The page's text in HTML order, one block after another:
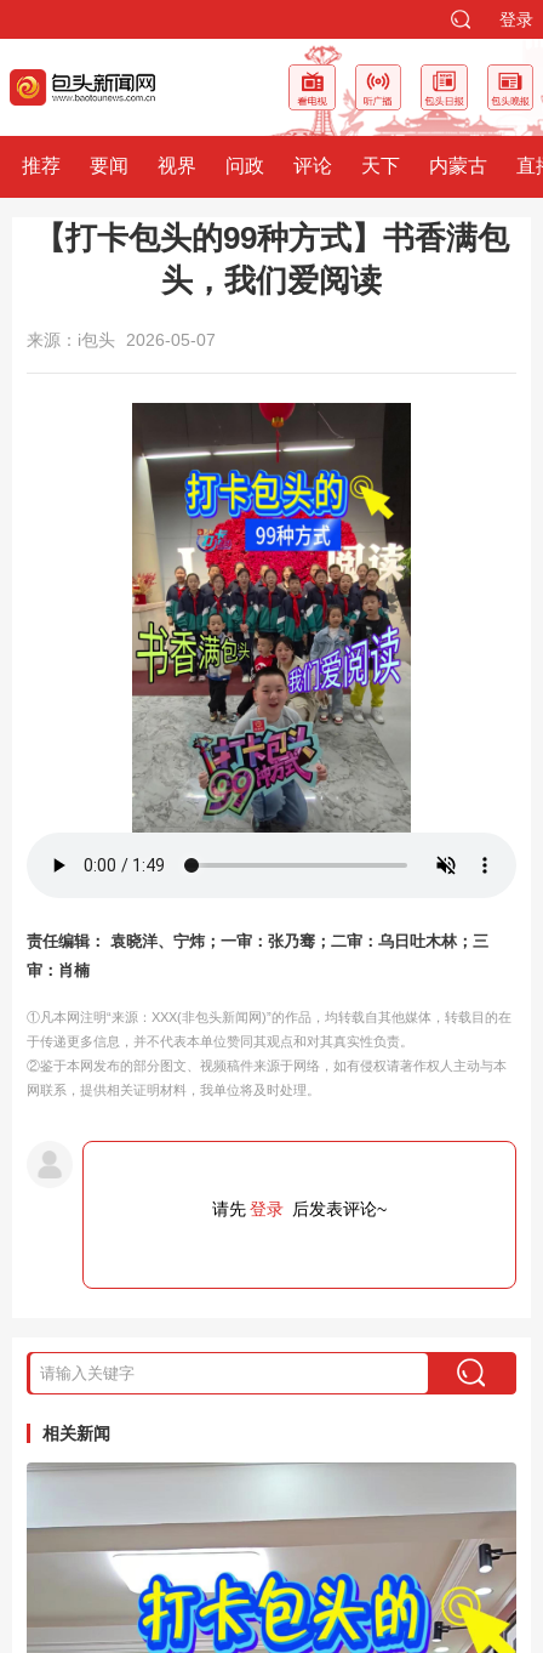
登录
推荐 要闻 视界 问政 评论 天下 内蒙古 直
【打卡包头的99种方式】书香满包
头，我们爱阅读
来源：i包头 2026-05-07
责任编辑： 袁晓洋、宁炜；一审：张乃骞；二审：乌日吐木林；三
审：肖楠
①凡本网注明“来源：XXX(非包头新闻网)”的作品，均转载自其他媒体，转载目的在
于传递更多信息，并不代表本单位赞同其观点和对其真实性负责。
②鉴于本网发布的部分图文、视频稿件来源于网络，如有侵权请著作权人主动与本
网联系，提供相关证明材料，我单位将及时处理。
请先登录 后发表评论~
相关新闻